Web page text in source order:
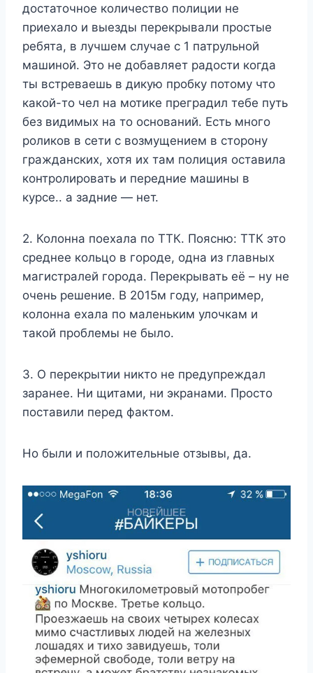
достаточное количество полиции не
приехало и выезды перекрывали простые
ребята, в лучшем случае с 1 патрульной
машиной. Это не добавляет радости когда
ты встреваешь в дикую пробку потому что
какой-то чел на мотике преградил тебе путь
без видимых на то оснований. Есть много
роликов в сети с возмущением в сторону
гражданских, хотя их там полиция оставила
контролировать и передние машины в
курсе.. а задние — нет.
2. Колонна поехала по ТТК. Поясню: ТТК это
среднее кольцо в городе, одна из главных
магистралей города. Перекрывать её – ну не
очень решение. В 2015м году, например,
колонна ехала по маленьким улочкам и
такой проблемы не было.
3. О перекрытии никто не предупреждал
заранее. Ни щитами, ни экранами. Просто
поставили перед фактом.
Но были и положительные отзывы, да.